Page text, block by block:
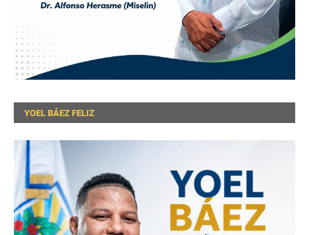
YOEL BÁEZ FELIZ